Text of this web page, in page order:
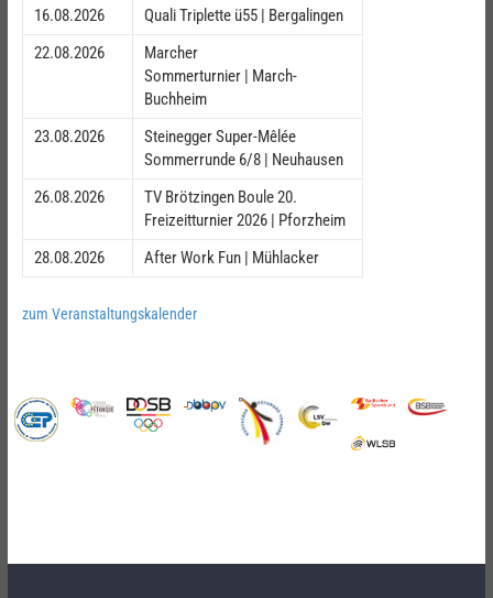
16.08.2026
Quali Triplette ü55 | Bergalingen
22.08.2026
Marcher
Sommerturnier | March-
Buchheim
23.08.2026
Steinegger Super-Mêlée
Sommerrunde 6/8 | Neuhausen
26.08.2026
TV Brötzingen Boule 20.
Freizeitturnier 2026 | Pforzheim
28.08.2026
After Work Fun | Mühlacker
zum Veranstaltungskalender